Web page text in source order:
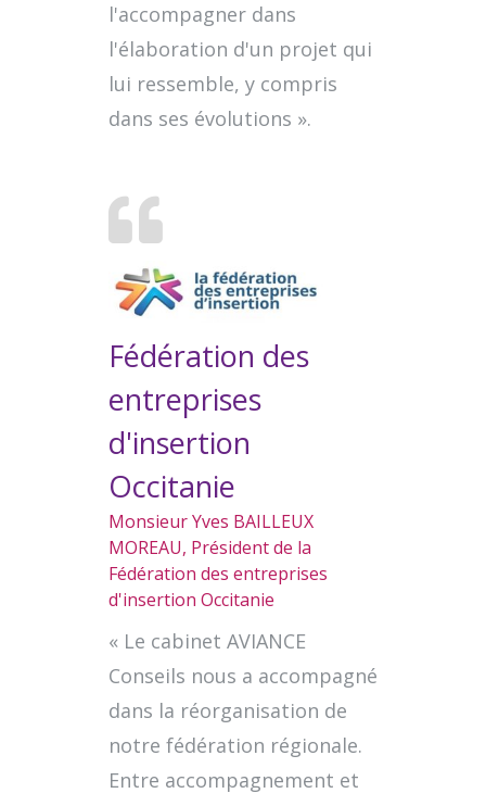
l'accompagner dans
l'élaboration d'un projet qui
lui ressemble, y compris
dans ses évolutions ».
Fédération des
entreprises
d'insertion
Occitanie
Monsieur Yves BAILLEUX
MOREAU, Président de la
Fédération des entreprises
d'insertion Occitanie
« Le cabinet AVIANCE
Conseils nous a accompagné
dans la réorganisation de
notre fédération régionale.
Entre accompagnement et